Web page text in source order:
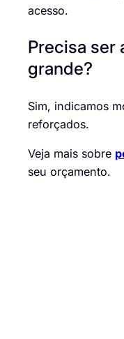
acesso.
Precisa ser
grande?
Sim, indicamos
reforçados.
Veja mais sobre
seu orçamento.